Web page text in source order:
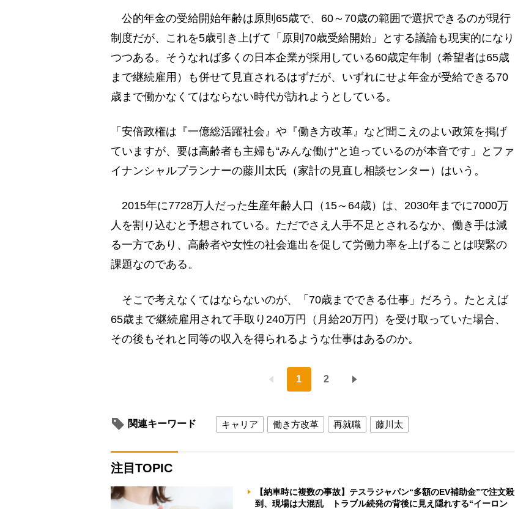
公的年金の受給開始年齢は原則65歳で、60～70歳の範囲で選択できるのが現行
制度だが、これを5歳引き上げて「原則70歳受給開始」とする議論も現実的になり
つつある。そうなれば多くの日本企業が採用している60歳定年制（希望者は65歳
まで継続雇用）も併せて見直されるはずだが、いずれにせよ年金が受給できる70
歳まで働かなくてはならない時代が訪れようとしている。
「安倍政権は『一億総活躍社会』や『働き方改革』など聞こえのよい政策を掲げ
ていますが、要は高齢者も主婦も“みんな働け”と迫っているのが本音です」とファ
イナンシャルプランナーの藤川太氏（家計の見直し相談センター）はいう。
2015年に7728万人だった生産年齢人口（15～64歳）は、2030年までに7000万
人を割り込むと予想されている。ただでさえ人手不足とされるなか、働き手は減
る一方であり、高齢者や女性の社会進出を促して労働力率を上げることは喫緊の
課題なのである。
そこで考えなくてはならないのが、「70歳までできる仕事」だろう。たとえば
65歳まで継続雇用されて手取り240万円（月給20万円）を受け取っていた場合、
その後もそれと同等の収入を得られるような仕事はあるのか。
1 2
関連キーワード キャリア 働き方改革 再就職 藤川太
注目TOPIC
【納車時に複数の事故】テスラジャパン“多額のEV補助金”で注文殺
到、現場は大混乱 トラブル続発の背後に見え隠れする“イーロン